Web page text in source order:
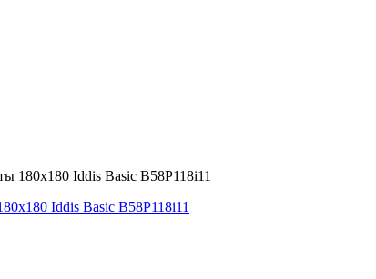
180х180 Iddis Basic B58P118i11